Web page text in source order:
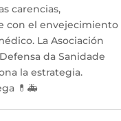
carencias,
con el envejecimiento
La Asociación
da Sanidade
la estrategia.
💊🚑